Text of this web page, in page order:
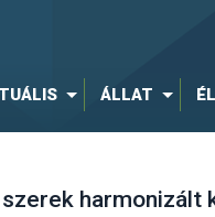
ÁLLAT
harmonizált